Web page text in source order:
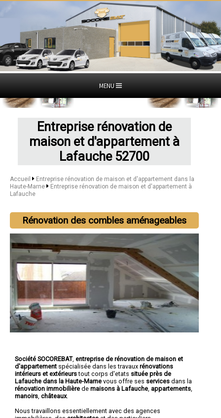
MENU
Entreprise rénovation de
maison et d'appartement à
Lafauche 52700
Accueil
Entreprise rénovation de maison et d'appartement dans la
Haute-Marne
Entreprise rénovation de maison et d'appartement à
Lafauche
Rénovation des combles aménageables
Société SOCOREBAT, entreprise de rénovation de maison et
d'appartement spécialisée dans les travaux rénovations
intérieurs et extérieurstout corps d'etats située près de
Lafauche dans la Haute-Marne vous offre ses services dans la
rénovation immobilière de maisons à Lafauche appartements
manoirs châteaux.
Nous travaillons essentiellement avec des agences